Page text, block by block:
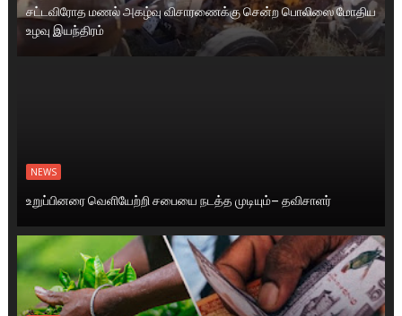
சட்டவிரோத மணல் அகழ்வு விசாரணைக்கு சென்ற பொலிஸை மோதிய
உழவு இயந்திரம்
NEWS
உறுப்பினரை வெளியேற்றி சபையை நடத்த முடியும்– தவிசாளர்